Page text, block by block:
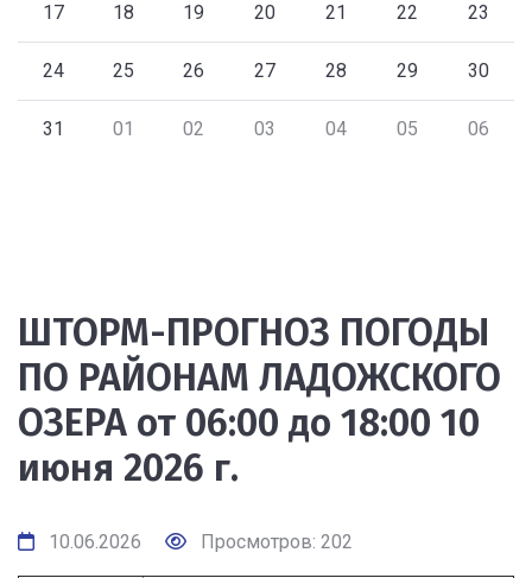
17 18 19 20 21 22 23
24 25 26 27 28 29 30
31 01 02 03 04 05 06
ШТОРМ-ПРОГНОЗ ПОГОДЫ
ПО РАЙОНАМ ЛАДОЖСКОГО
ОЗЕРА от 06:00 до 18:00 10
июня 2026 г.
10.06.2026 Просмотров: 202